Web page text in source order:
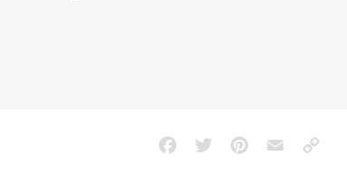
FacebookTwitterPinterestEmailCopy